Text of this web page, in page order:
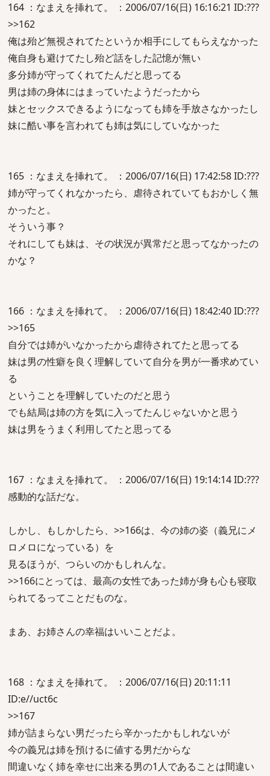
164 ：なまえを挿れて。 ：2006/07/16(日) 16:16:21 ID:???
>>162
俺は殆ど無視されてたというか相手にしてもらえなかった
俺自身も避けてたし殆ど話をした記憶が無い
多分姉が守ってくれてたんだと思ってる
男は姉の身体にはまっていたようだったから
妹とセックスできるようになっても姉を手放さなかったし
妹に酷い事を言われても姉は気にしていなかった
165 ：なまえを挿れて。 ：2006/07/16(日) 17:42:58 ID:???
姉が守ってくれなかったら、虐待されていてもおかしく無
かったと。
そういう事？
それにしても妹は、その状況が異常だと思ってなかったの
かな？
166 ：なまえを挿れて。 ：2006/07/16(日) 18:42:40 ID:???
>>165
自分では姉がいなかったから虐待されてたと思ってる
妹は男の性癖を良く理解していて自分を男が一番求めてい
る
ということを理解していたのだと思う
でも結局は姉の方を気に入ってたんじゃないかと思う
妹は男をうまく利用してたと思ってる
167 ：なまえを挿れて。 ：2006/07/16(日) 19:14:14 ID:???
感動的な話だな。
しかし、もしかしたら、>>166は、今の姉の姿（義兄にメ
ロメロになっている）を
見るほうが、つらいのかもしれんな。
>>166にとっては、最高の女性であった姉が身も心も寝取
られてるってことだものな。
まあ、お姉さんの幸福はいいことだよ。
168 ：なまえを挿れて。 ：2006/07/16(日) 20:11:11
ID:e//uct6c
>>167
姉が詰まらない男だったら辛かったかもしれないが
今の義兄は姉を預けるに値する男だからな
間違いなく姉を幸せに出来る男の1人であることは間違い